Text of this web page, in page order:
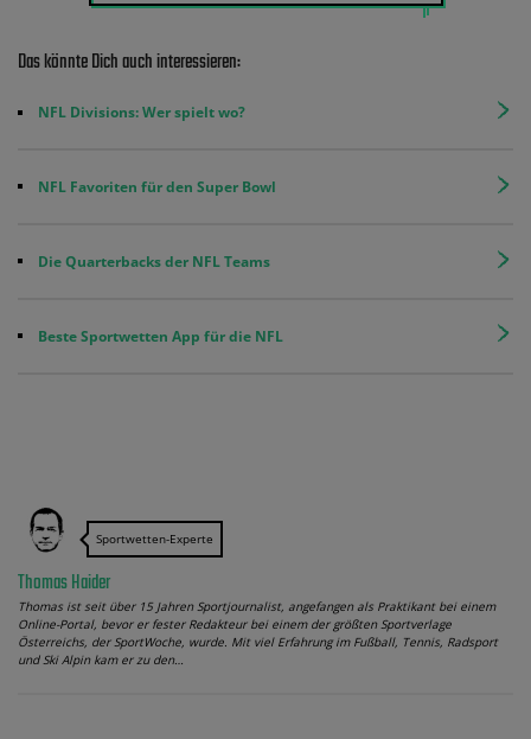
Das könnte Dich auch interessieren:
NFL Divisions: Wer spielt wo?
NFL Favoriten für den Super Bowl
Die Quarterbacks der NFL Teams
Beste Sportwetten App für die NFL
Sportwetten-Experte
Thomas Haider
Thomas ist seit über 15 Jahren Sportjournalist, angefangen als Praktikant bei einem
Online-Portal, bevor er fester Redakteur bei einem der größten Sportverlage
Österreichs, der SportWoche, wurde. Mit viel Erfahrung im Fußball, Tennis, Radsport
und Ski Alpin kam er zu den…